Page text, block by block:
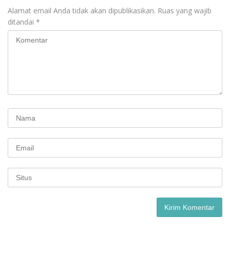
Alamat email Anda tidak akan dipublikasikan. Ruas yang wajib
ditandai *